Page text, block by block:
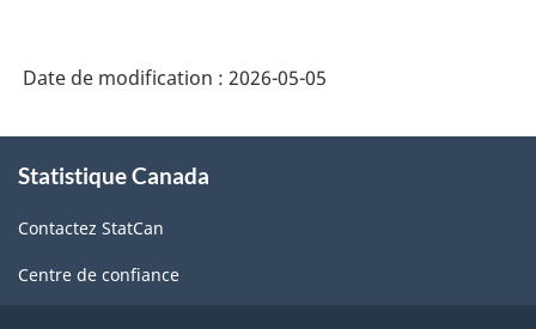
Date de modification : 2026-05-05
propos
ce
site
Statistique Canada
Contactez StatCan
Centre de confiance